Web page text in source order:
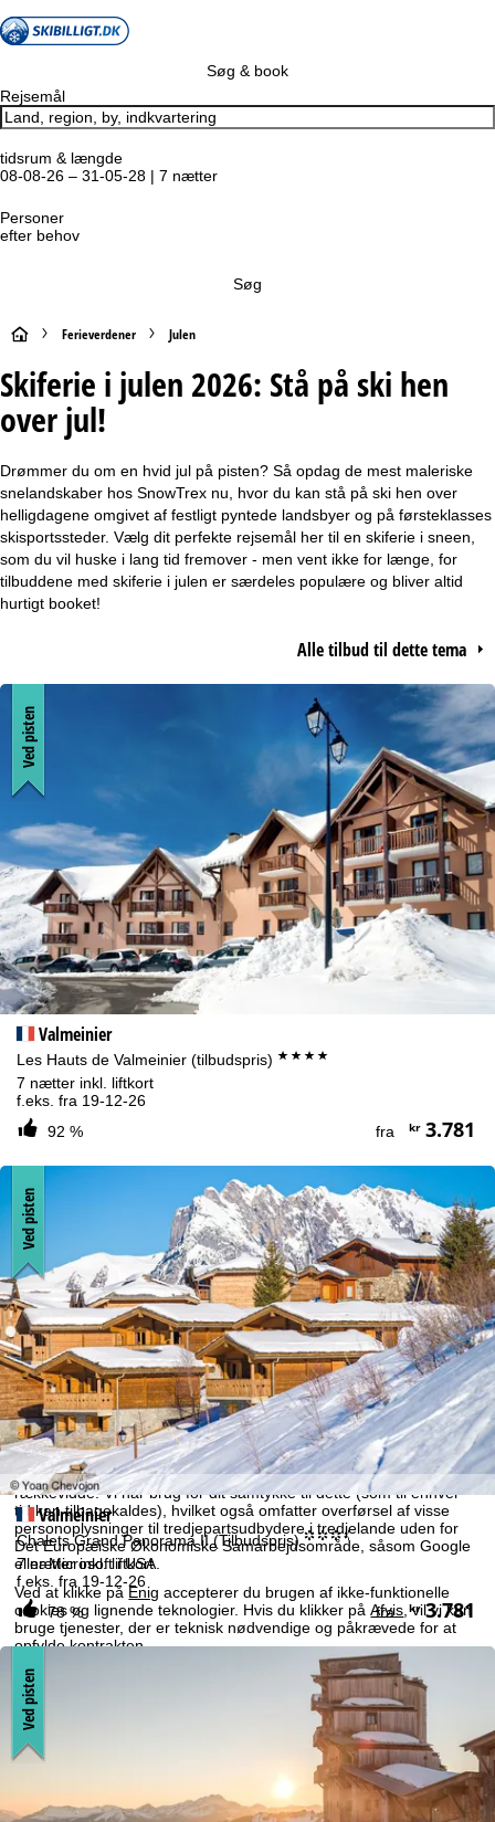
Henvisning til cookies
For et optimalt websted bruger vi cookies til at indsamle
brugsinformationer, som vi, TravelTrex GmbH, også deler med
vores partnere. Der oprettes brugsprofiler baseret på dine
aktiviteter vha. informationer om slutenhed og browser. Disse
brugsprofiler bruges til statistisk analyse, individuelle
produktanbefalinger, individualiseret reklame og måling af
rækkevidde. Vi har brug for dit samtykke til dette (som til enhver
tid kan tilbagekaldes), hvilket også omfatter overførsel af visse
personoplysninger til tredjepartsudbydere i tredjelande uden for
Det Europæiske Økonomiske Samarbejdsområde, såsom Google
eller Microsoft i USA.
Ved at klikke påEnig accepterer du brugen af ikke-funktionelle
cookies og lignende teknologier. Hvis du klikker påAfvis , vil vi kun
bruge tjenester, der er teknisk nødvendige og påkrævede for at
opfylde kontrakten.
Yderligere oplysninger omkring brugen af cookies og muligheden
for at ændre dine indstillinger findes i voresCookie-Policy.
Oplysninger om den dataansvarlige kan findes i vores
impressum
Informationer om behandlingsformål og dine rettigheder kan du
finde i vores
.
Enig
Søg & book
Rejsemål
tidsrum & længde
08-08-26 – 31-05-28 | 7 nætter
Personer
efter behov
Søg
S
t
a
r
t
s
i
Ferieverdener Julen
Skiferie i julen 2026: Stå på ski hen
over jul!
Drømmer du om en hvid jul på pisten? Så opdag de mest maleriske
snelandskaber hos SnowTrex nu, hvor du kan stå på ski hen over
helligdagene omgivet af festligt pyntede landsbyer og på førsteklasses
skisportssteder. Vælg dit perfekte rejsemål her til en skiferie i sneen,
som du vil huske i lang tid fremover - men vent ikke for længe, for
tilbuddene med skiferie i julen er særdeles populære og bliver altid
hurtigt booket!
Alle tilbud til dette tema
Valmeinier
Les Hauts de Valmeinier (tilbudspris) ****
7 nætter inkl. liftkort
f.eks. fra 19-12-26
92 %
fra kr3.781
Ved pisten
Valmeinier
Chalets Grand Panorama II (Tilbudspris)°°°.
7 nætter inkl. liftkort
f.eks. fra 19-12-26
78 %
fra kr3.781
Ved pisten
Ved pisten